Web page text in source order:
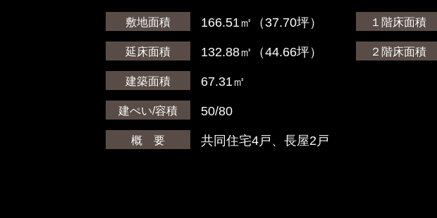
敷地面積 166.51㎡（37.70坪）
延床面積 132.88㎡（44.66坪）
建築面積 67.31㎡
建ぺい/容積 50/80
概 要 共同住宅4戸、長屋2戸
１階床面積
２階床面積